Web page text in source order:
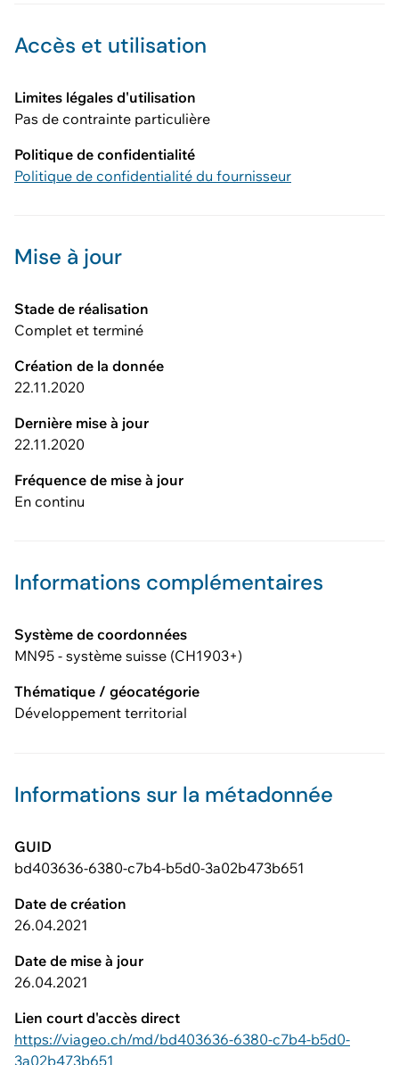
Accès et utilisation
Limites légales d'utilisation
Pas de contrainte particulière
Politique de confidentialité
Politique de confidentialité du fournisseur
Mise à jour
Stade de réalisation
Complet et terminé
Création de la donnée
22.11.2020
Dernière mise à jour
22.11.2020
Fréquence de mise à jour
En continu
Informations complémentaires
Système de coordonnées
MN95 - système suisse (CH1903+)
Thématique / géocatégorie
Développement territorial
Informations sur la métadonnée
GUID
bd403636-6380-c7b4-b5d0-3a02b473b651
Date de création
26.04.2021
Date de mise à jour
26.04.2021
Lien court d'accès direct
https://viageo.ch/md/bd403636-6380-c7b4-b5d0-
3a02b473b651